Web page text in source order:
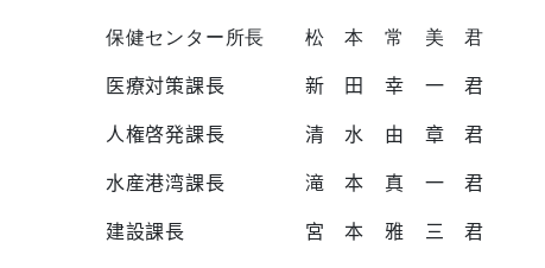
保健センター所長 松 本 常 美 君
医療対策課長 新 田 幸 一 君
人権啓発課長 清 水 由 章 君
水産港湾課長 滝 本 真 一 君
建設課長 宮 本 雅 三 君